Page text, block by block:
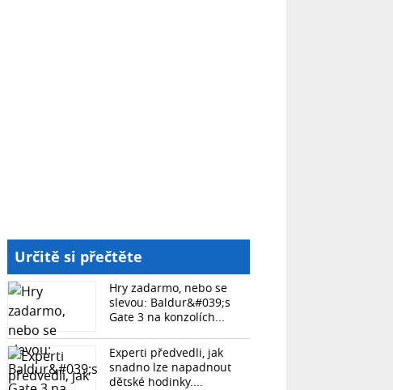
Určitě si přečtěte
Hry zadarmo, nebo se
slevou: Baldur&#039;s
Gate 3 na konzolích...
Experti předvedli, jak
snadno lze napadnout
dětské hodinky....